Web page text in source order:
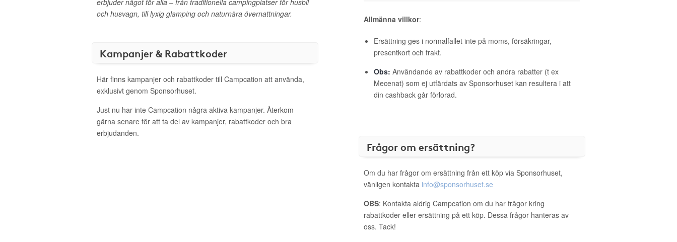
erbjuder något för alla – från traditionella campingplatser för husbil
och husvagn, till lyxig glamping och naturnära övernattningar.
Kampanjer & Rabattkoder
Här finns kampanjer och rabattkoder till Campcation att använda,
exklusivt genom Sponsorhuset.
Just nu har inte Campcation några aktiva kampanjer. Återkom
gärna senare för att ta del av kampanjer, rabattkoder och bra
erbjudanden.
Allmänna villkor:
Ersättning ges i normalfallet inte på moms, försäkringar,
presentkort och frakt.
Obs: Användande av rabattkoder och andra rabatter (t ex
Mecenat) som ej utfärdats av Sponsorhuset kan resultera i att
din cashback går förlorad.
Frågor om ersättning?
Om du har frågor om ersättning från ett köp via Sponsorhuset,
vänligen kontakta info@sponsorhuset.se
OBS: Kontakta aldrig Campcation om du har frågor kring
rabattkoder eller ersättning på ett köp. Dessa frågor hanteras av
oss. Tack!